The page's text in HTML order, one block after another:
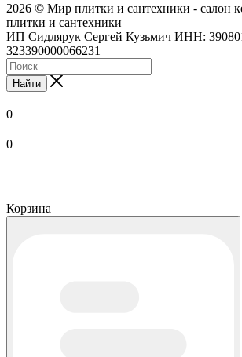
2026 © Мир плитки и сантехники - салон
плитки и сантехники
ИП Сидлярук Сергей Кузьмич ИНН:
323390000066231
Найти
0
0
Корзина